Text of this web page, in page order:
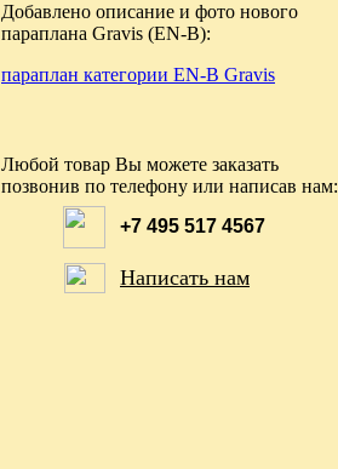
Добавлено описание и фото нового
параплана Gravis (EN-B):
параплан категории EN-B Gravis
Любой товар Вы можете заказать
позвонив по телефону или написав нам:
+7 495 517 4567
Написать нам